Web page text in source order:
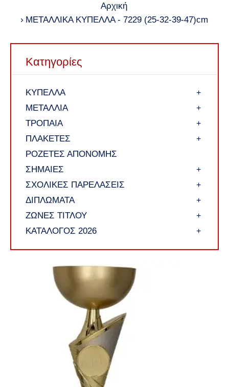
Αρχική
ΜΕΤΑΛΛΙΚΑ ΚΥΠΕΛΛΑ - 7229 (25-32-39-47)cm
Κατηγορίες
ΚΥΠΕΛΛΑ +
ΜΕΤΑΛΛΙΑ +
ΤΡΟΠΑΙΑ +
ΠΛΑΚΕΤΕΣ +
ΡΟΖΕΤΕΣ ΑΠΟΝΟΜΗΣ
ΣΗΜΑΙΕΣ
+
ΣΧΟΛΙΚΕΣ ΠΑΡΕΛΑΣΕΙΣ +
ΔΙΠΛΩΜΑΤΑ +
ΖΩΝΕΣ ΤΙΤΛΟΥ +
ΚΑΤΑΛΟΓΟΣ 2026 +